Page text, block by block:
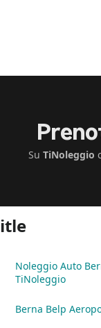
Su TiNoleggio
Noleggio Auto
TiNoleggio
Berna Belp